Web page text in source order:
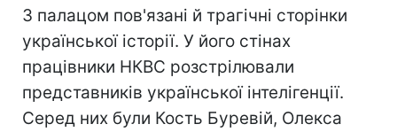
З палацом пов'язані й трагічні сторінки
української історії. У його стінах
працівники НКВС розстрілювали
представників української інтелігенції.
Серед них були Кость Буревій, Олекса